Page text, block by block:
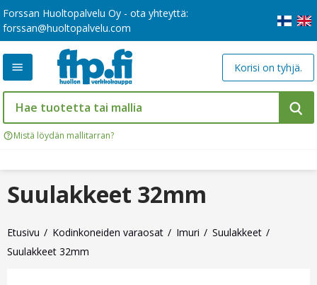
Forssan Huoltopalvelu Oy - ota yhteyttä:
forssan@huoltopalvelu.com
Mistä löydän mallitarran?
Korisi on tyhjä.
Etusivu Kodinkoneiden varaosat Imuri
Suulakkeet
Suulakkeet 32mm
Suulakkeet 32mm